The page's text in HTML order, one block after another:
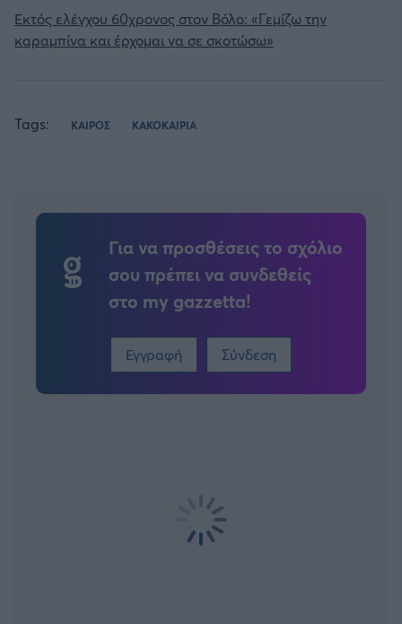
Εκτός ελέγχου 60χρονος στον Βόλο: «Γεμίζω την
καραμπίνα και έρχομαι να σε σκοτώσω»
Tags: ΚΑΙΡΟΣ ΚΑΚΟΚΑΙΡΙΑ
Για να προσθέσεις το σχόλιο
σου πρέπει να συνδεθείς
στο my gazzetta!
Εγγραφή Σύνδεση